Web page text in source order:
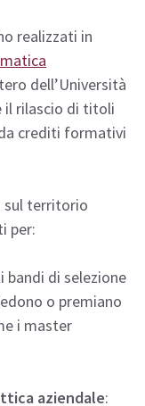
realizzati in
dell’Università
il rilascio di titoli
crediti formativi
sul territorio
per:
bandi di selezione
o premiano
i master
aziendale: